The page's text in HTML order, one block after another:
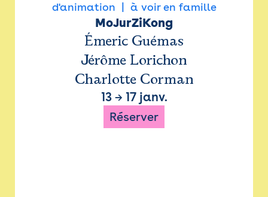
d'animation
à voir en famille
MoJurZiKong
Émeric Guémas
Jérôme Lorichon
Charlotte Corman
13→ 17 janv.
Réserver